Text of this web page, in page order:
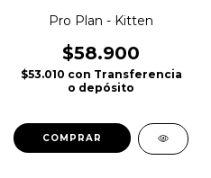
Pro Plan - Kitten
$58.900
$53.010 con Transferencia
o depósito
COMPRAR